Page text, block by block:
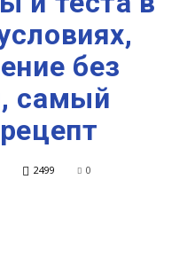
без
самый
2499 0